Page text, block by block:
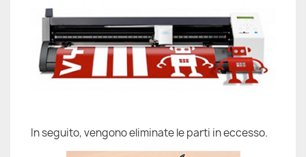
In seguito, vengono eliminate le parti in eccesso.